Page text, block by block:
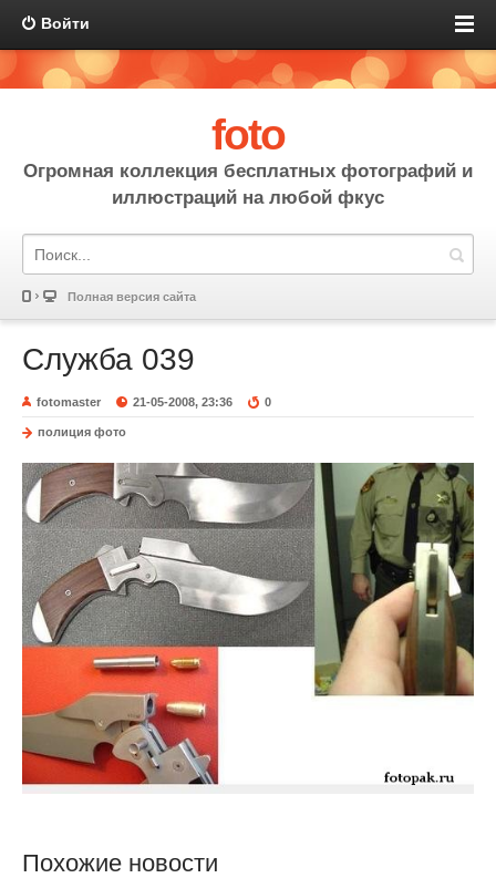
Войти
foto
Огромная коллекция бесплатных фотографий и
иллюстраций на любой фкус
Полная версия сайта
Служба 039
fotomaster 21-05-2008, 23:36 0
полиция фото
Похожие новости